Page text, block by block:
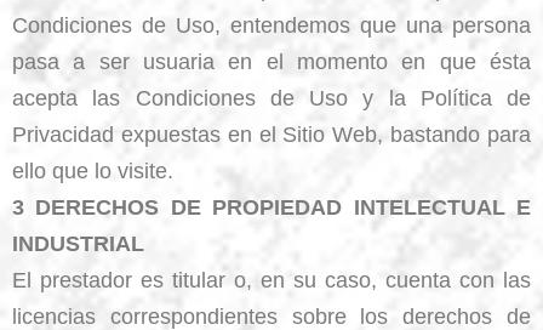
Condiciones de Uso, entendemos que una persona
pasa a ser usuaria en el momento en que ésta
acepta las Condiciones de Uso y la Política de
Privacidad expuestas en el Sitio Web, bastando para
ello que lo visite.
3 DERECHOS DE PROPIEDAD INTELECTUAL E
INDUSTRIAL
El prestador es titular o, en su caso, cuenta con las
licencias correspondientes sobre los derechos de